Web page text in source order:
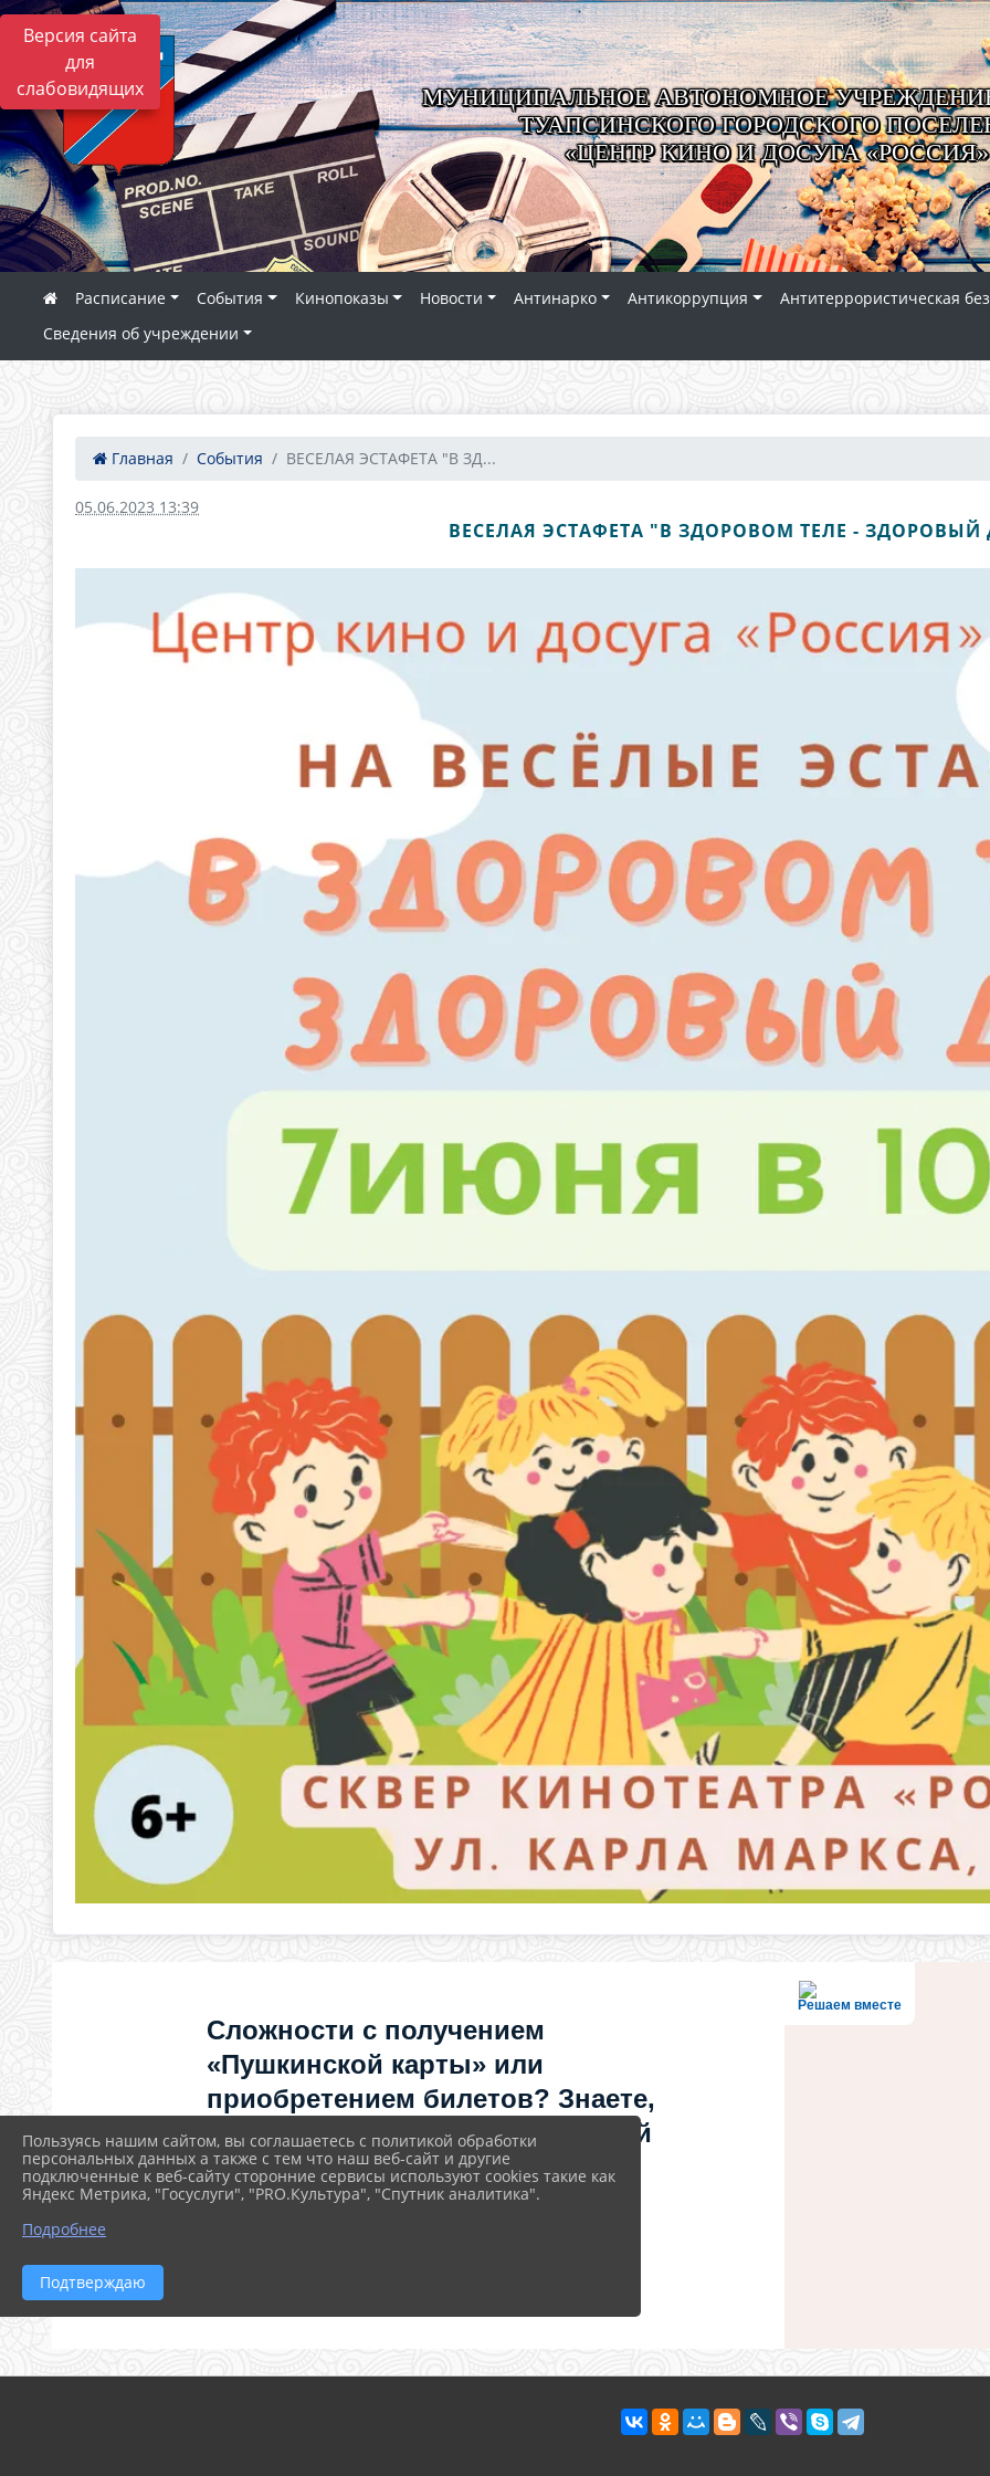
Версия сайта
для
слабовидящих
МУНИЦИПАЛЬНОЕ АВТОНОМНОЕ
ТУАПСИНСКОГО ГОРОДСКОГО
«ЦЕНТР КИНО И ДОСУГА «РОССИЯ»
Расписание События Кинопоказы Новости Антинарко Антикоррупция
Антитеррористическая
Сведения об учреждении
Главная События ВЕСЕЛАЯ ЭСТАФЕТА "В ЗД...
05.06.2023 13:39
ВЕСЕЛАЯ ЭСТАФЕТА "В ЗДОРОВОМ ТЕЛЕ - ЗДОРОВЫЙ
Решаем вместе
Сложности с получением
«Пушкинской карты» или
приобретением билетов? Знаете,
как улучшить работу учреждений
культуры?
Напишите — решим!
Пользуясь нашим сайтом, вы соглашаетесь с политикой обработки
персональных данных а также с тем что наш веб-сайт и другие
подключенные к веб-сайту сторонние сервисы используют cookies такие как
Яндекс Метрика, "Госуслуги", "PRO.Культура", "Спутник аналитика".
Подробнее
Подтверждаю